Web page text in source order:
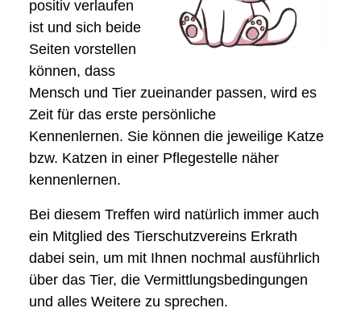
positiv verlaufen
ist und sich beide
Seiten vorstellen
können, dass
Mensch und Tier zueinander passen, wird es
Zeit für das erste persönliche
Kennenlernen. Sie können die jeweilige Katze
bzw. Katzen in einer Pflegestelle näher
kennenlernen.
Bei diesem Treffen wird natürlich immer auch
ein Mitglied des Tierschutzvereins Erkrath
dabei sein, um mit Ihnen nochmal ausführlich
über das Tier, die Vermittlungsbedingungen
und alles Weitere zu sprechen.